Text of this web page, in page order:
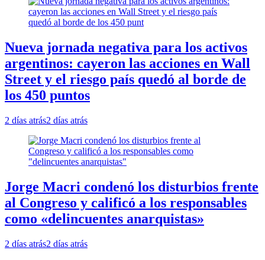
Nueva jornada negativa para los activos
argentinos: cayeron las acciones en Wall
Street y el riesgo país quedó al borde de
los 450 puntos
2 días atrás2 días atrás
Jorge Macri condenó los disturbios frente
al Congreso y calificó a los responsables
como «delincuentes anarquistas»
2 días atrás2 días atrás